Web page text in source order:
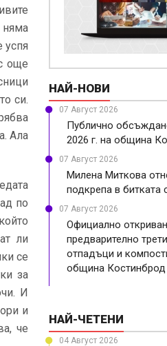
няма
успя
още
си.
Ала
по
ли
се
за
И
и
че
НАЙ-НОВИ
07 Август 2026
Публично
2026 г. на община
07 Август 2026
Милена Миткова
подкрепа в битката
07 Август 2026
Официално
предварително
отпадъци и
община Костинброд
НАЙ-ЧЕТЕНИ
04 Август 2026